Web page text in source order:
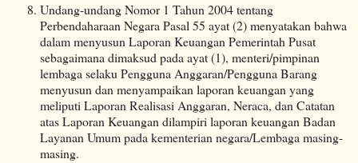
Undang-undang Nomor 1 Tahun 2004 tentang
Perbendaharaan Negara Pasal 55 ayat (2) menyatakan bahwa
dalam menyusun Laporan Keuangan Pemerintah Pusat
sebagaimana dimaksud pada ayat (1), menteri/pimpinan
lembaga selaku Pengguna Anggaran/Pengguna Barang
menyusun dan menyampaikan laporan keuangan yang
meliputi Laporan Realisasi Anggaran, Neraca, dan Catatan
atas Laporan Keuangan dilampiri laporan keuangan Badan
Layanan Umum pada kementerian negara/Lembaga masing-
masing.